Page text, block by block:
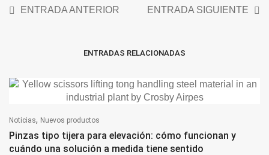
ENTRADA ANTERIOR ENTRADA SIGUIENTE
ENTRADAS RELACIONADAS
Noticias, Nuevos productos
Pinzas tipo tijera para elevación: cómo funcionan y
cuándo una solución a medida tiene sentido